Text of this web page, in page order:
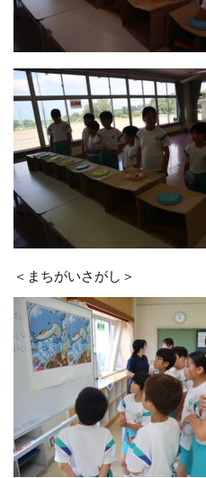
＜まちがいさがし＞